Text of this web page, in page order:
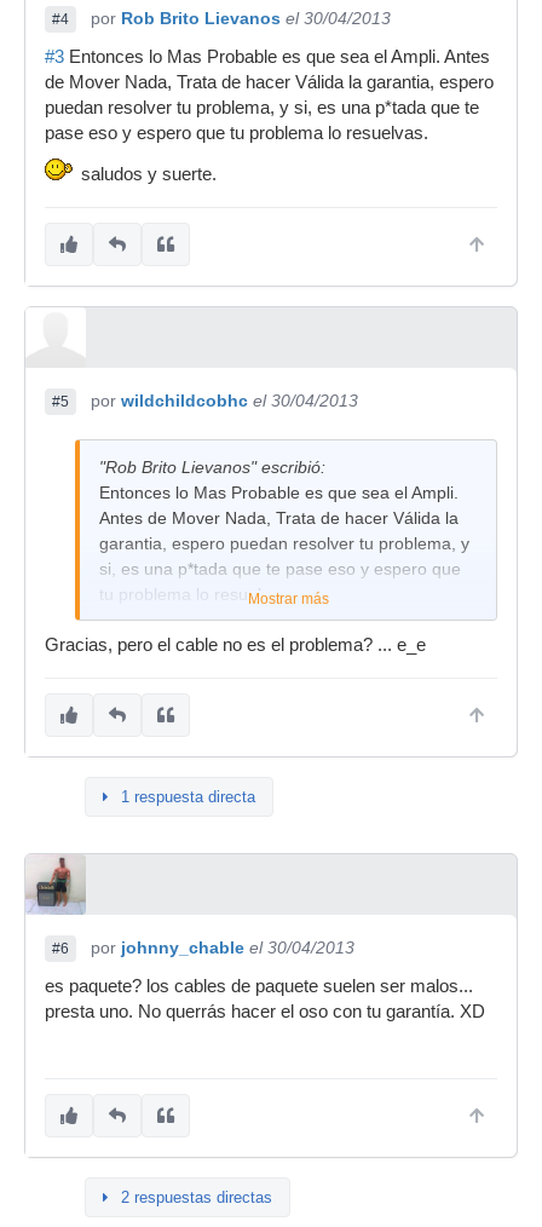
#4 por Rob Brito Lievanos el 30/04/2013
#3 Entonces lo Mas Probable es que sea el Ampli. Antes
de Mover Nada, Trata de hacer Válida la garantia, espero
puedan resolver tu problema, y si, es una p*tada que te
pase eso y espero que tu problema lo resuelvas.
saludos y suerte.
#5 por wildchildcobhc el 30/04/2013
"Rob Brito Lievanos" escribió:
Entonces lo Mas Probable es que sea el Ampli.
Antes de Mover Nada, Trata de hacer Válida la
garantia, espero puedan resolver tu problema, y
si, es una p*tada que te pase eso y espero que
tu problema lo resuelvas.Mostrar más
Gracias, pero el cable no es el problema? ... e_e
1 respuesta directa
#6 por johnny_chable el 30/04/2013
es paquete? los cables de paquete suelen ser malos...
presta uno. No querrás hacer el oso con tu garantía. XD
2 respuestas directas